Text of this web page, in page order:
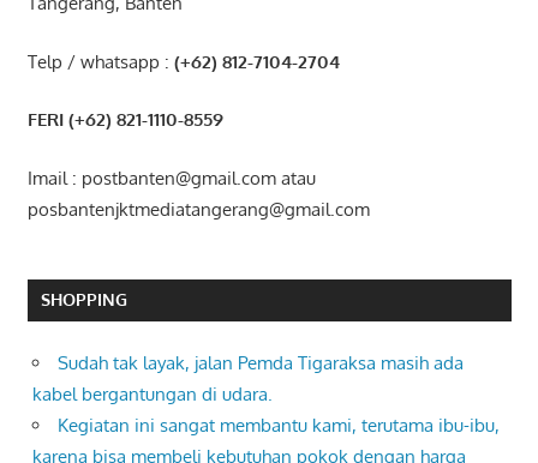
Telp / whatsapp : (+62) 812-7104-2704
FERI (+62) 821-1110-8559
Imail : postbanten@gmail.com atau
posbantenjktmediatangerang@gmail.com
SHOPPING
Sudah tak layak, jalan Pemda Tigaraksa masih ada
kabel bergantungan di udara.
Kegiatan ini sangat membantu kami, terutama ibu-ibu,
karena bisa membeli kebutuhan pokok dengan harga